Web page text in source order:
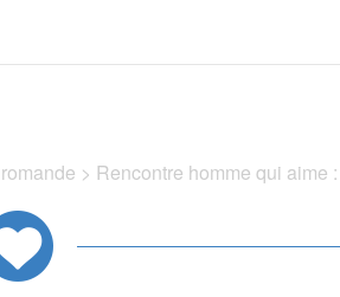
> Rencontre homme qui aime